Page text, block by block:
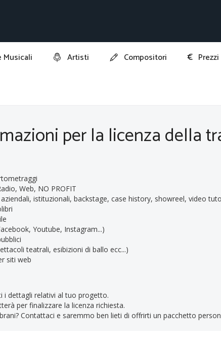
Musicali Artisti Compositori € Prezzi
la licenza della traccia: "Angels We Have Heard on High"
per la licenza della
Web, NO PROFIT
istituzionali, backstage, case history, showreel, video
Youtube, Instagram...)
teatrali, esibizioni di ballo ecc...)
siti web
i dettagli relativi al tuo progetto.
per finalizzare la licenza richiesta.
Contattaci e saremmo ben lieti di offrirti un pacchetto